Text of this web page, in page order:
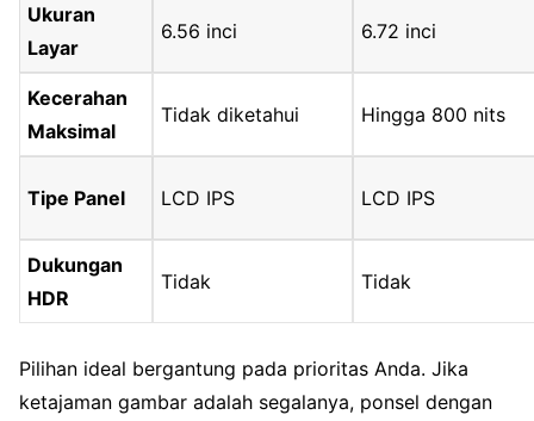
Ukuran
Layar
6.56 inci 6.72 inci
Kecerahan
Maksimal
Tidak diketahui Hingga 800 nits
Tipe Panel LCD IPS LCD IPS
Dukungan
HDR
Tidak Tidak
Pilihan ideal bergantung pada prioritas Anda. Jika
ketajaman gambar adalah segalanya, ponsel dengan